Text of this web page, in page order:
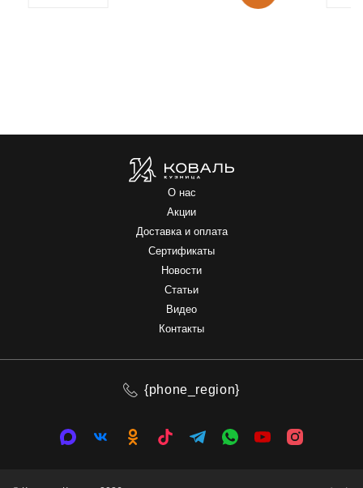
О нас
Акции
Доставка и оплата
Сертификаты
Новости
Статьи
Видео
Контакты
{phone_region}